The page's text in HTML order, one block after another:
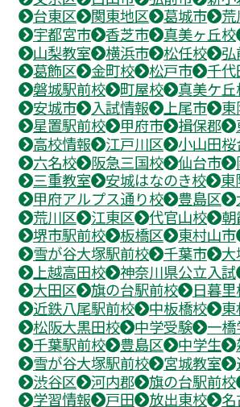
台東区
関東地区 葛城市 荒
宇都宮市
香芝市 真美ヶ丘校
山梨教室
横浜市 松任校
弘
葛飾区
金町校 松戸市 千
磐城駅前校
町屋校 真美ケ丘
安城市
入試情報 上尾市
東
星置駅前校
甲府市 揖保郡
高校情報
江戸川区 小山田
六名校
阪急三国校 仙台市
三重教室
安城はなのき校
東
甲府アルプス通り校
豊島区
荒川区
江東区 代官山校 朝
堺市駅前校
板橋区 東村山市
雪が谷大塚駅前校
千葉市
大
上越高田校
神奈川県公立入試
大田区
旗の台駅前校
日暮里
近鉄八尾駅前校
中板橋校
東
松阪大黒田校
中学受験 一
千葉駅前校
豊島区 中学生
雪が谷大塚駅前校
宮城教室
渋谷区
河内郡 旗の台駅前校
学習情報
戸田 放出東校
名